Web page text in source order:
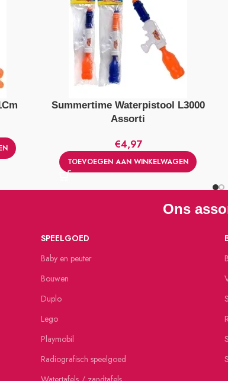
Summertime Waterpistool L3000
Assorti
€4,97
TOEVOEGEN AAN WINKELWAGEN
Ons
SPEELGOED
Baby en peuter
Bouwen
Duplo
Lego
Playmobil
Radiografisch speelgoed